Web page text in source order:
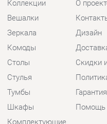
Стулья
Тумбы
Шкафы
Комплектующие
Политика
Гарантия
Помощь
КОНТАКТЫ
Шоурум и склад самовывоза
Адрес: г. Екатеринбург, пер.
Базовый, 47